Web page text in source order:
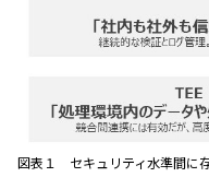
図表１ セキュリティ水準間に